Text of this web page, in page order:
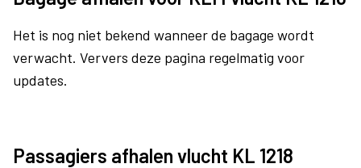
Het is nog niet bekend wanneer de bagage wordt
verwacht. Ververs deze pagina regelmatig voor
updates.
Passagiers afhalen vlucht KL 1218